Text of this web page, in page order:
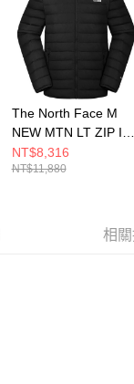
The North Face M
NEW MTN LT ZIP IN
DOWN JACKET - AP
男 羽絨外套
NT$8,316
NT$11,880
相